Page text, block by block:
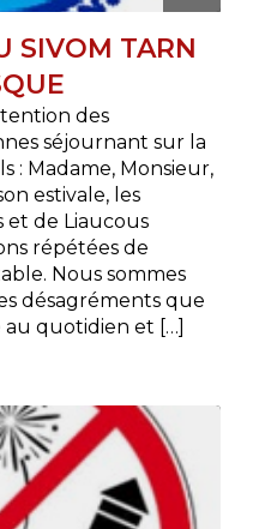
SIVOM TARN
des
séjournant sur la
: Madame, Monsieur,
estivale, les
et de Liaucous
répétées de
Nous sommes
désagréments que
quotidien et […]